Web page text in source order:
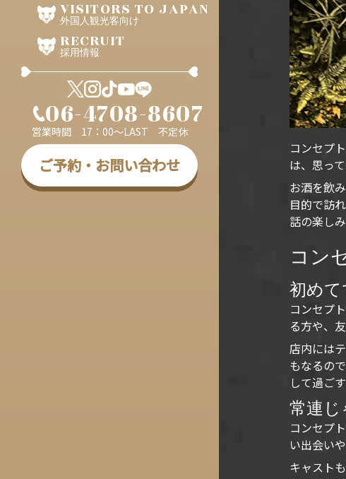
VISITORS TO JAPAN
外国人観光客向け
RECRUIT
採用情報
06-4708-8607
営業時間 17：00～LAST 不定休
ご予約・お問い合わせ
コンセプ
は、思っ
お酒を飲
目的で訪
話の楽し
コン
初め
コンセプ
る方や、
店内には
もなるの
して過ご
常連
コンセプ
い出会い
キャスト